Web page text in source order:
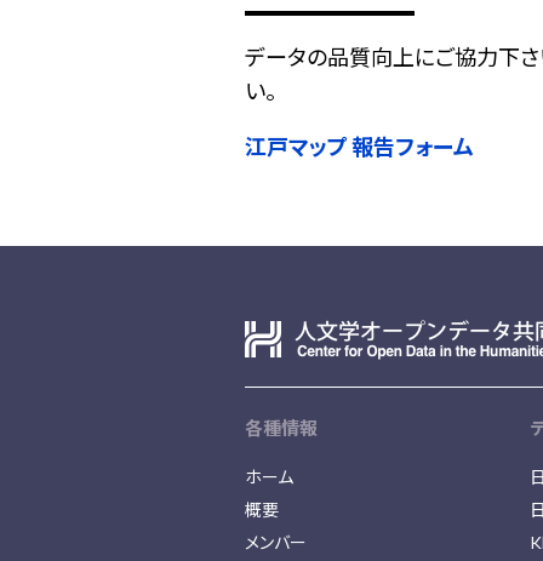
データの品質向上にご協力下
い。
江戸マップ 報告フォーム
各種情報
ホーム
概要
メンバー